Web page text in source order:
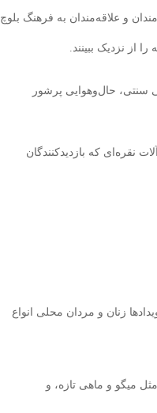
و علاقه‌مندان به فرهنگ بلوچ
نزدیک ببینند.
سنتی، حال‌وهوایی پرشور
نقره‌ای که بازدیدکنندگان
زنان و مردان محلی انواع
میگو و ماهی تازه، و